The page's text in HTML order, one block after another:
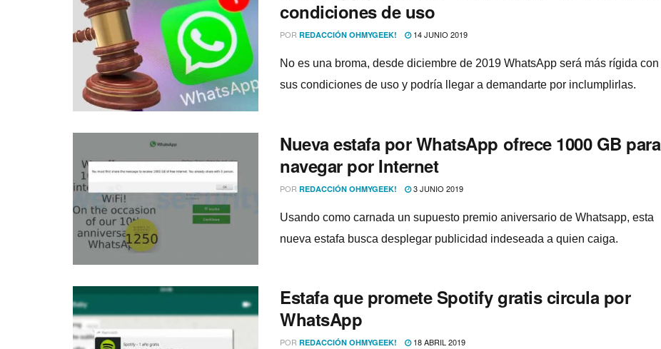
condiciones de uso
POR REDACCIÓN OHMYGEEK! 14 JUNIO 2019
No es una broma, desde diciembre de 2019 WhatsApp será más rí­gida con
sus condiciones de uso y podrí­a llegar a demandarte por inclumplirlas.
Nueva estafa por WhatsApp ofrece 1000 GB para
navegar por Internet
POR REDACCIÓN OHMYGEEK! 3 JUNIO 2019
Usando como carnada un supuesto premio aniversario de Whatsapp, esta
nueva estafa busca desplegar publicidad indeseada a quien caiga.
Estafa que promete Spotify gratis circula por
WhatsApp
POR REDACCIÓN OHMYGEEK! 18 ABRIL 2019